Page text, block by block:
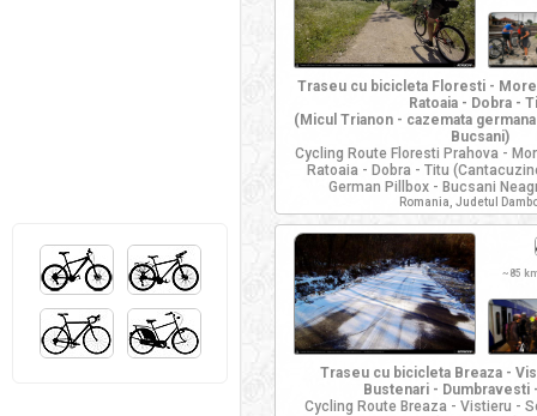
Traseu cu bicicleta Floresti -
Ratoaia - Dobra -
(Micul Trianon - cazemata
Bucsani)
Cycling Route Floresti Prahova -
Ratoaia - Dobra - Titu
German Pillbox - Bucsani
Romania, Judetul
~ 85
Traseu cu bicicleta Breaza -
Bustenari - Dumbravesti
Cycling Route Breaza - Vistieru -